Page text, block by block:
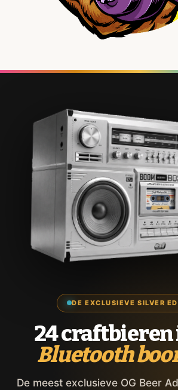
DE EXCLUSIEVE SILVER
24 craftbieren
Bluetooth
De meest exclusieve OG Beer